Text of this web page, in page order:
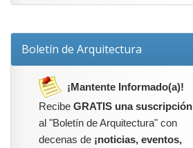
Boletín de Arquitectura
¡Mantente Informado(a)!
Recibe GRATIS una suscripción
al "Boletín de Arquitectura" con
decenas de ¡noticias, eventos,